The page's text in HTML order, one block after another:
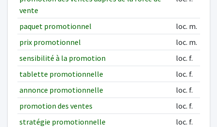
vente
paquet promotionnel
loc. m.
prix promotionnel
loc. m.
sensibilité à la promotion
loc. f.
tablette promotionnelle
loc. f.
annonce promotionnelle
loc. f.
promotion des ventes
loc. f.
stratégie promotionnelle
loc. f.